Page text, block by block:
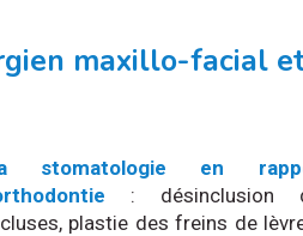
maxillo-facial
stomatologie en
: désinclusion
plastie des freins de